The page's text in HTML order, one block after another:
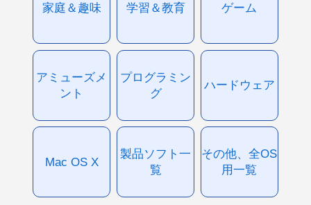
家庭＆趣味 学習＆教育 ゲーム
アミューズメ
ント
プログラミン
グ
ハードウェア
Mac OS X
製品ソフト一
覧
その他、全OS
用一覧